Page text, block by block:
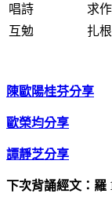
唱詩
求
互勉
扎
陳歐陽桂芬分享
歐榮均分享
譚靜芝分享
下次背誦經文：羅